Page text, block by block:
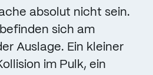
absolut nicht sein.
sich am
Auslage. Ein kleiner
im Pulk, ein